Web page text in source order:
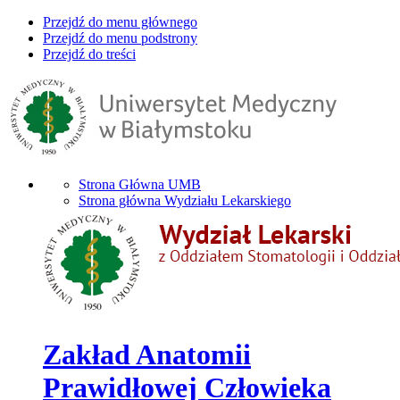
Przejdź do menu głównego
Przejdź do menu podstrony
Przejdź do treści
Strona Główna UMB
Strona główna Wydziału Lekarskiego
Zakład Anatomii
Prawidłowej Człowieka